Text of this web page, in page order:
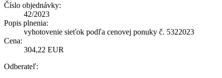
Číslo objednávky:
42/2023
Popis plnenia:
vyhotovenie sieťok podľa cenovej ponuky č. 5322023
Cena:
304,22 EUR
Odberateľ: